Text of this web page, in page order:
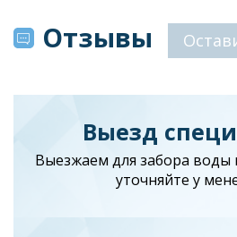
Отзывы
Выезд
Выезжаем для забора воды
уточняйте у